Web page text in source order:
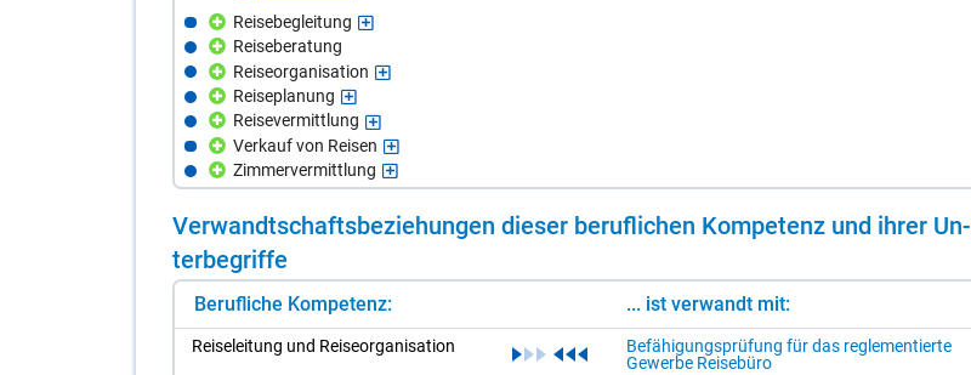
Reisebegleitung
Reiseberatung
Reiseorganisation
Reiseplanung
Reisevermittlung
Verkauf von Reisen
Zimmervermittlung
Ver­wandt­schafts­be­zie­hun­gen die­ser be­ruf­li­chen Kom­pe­tenz und ih­rer Un­
ter­be­grif­fe
Berufliche Kompetenz: ... ist verwandt mit:
Rei­se­lei­tung und Rei­se­or­ga­ni­sa­ti­on
Befähigungsprüfung für das reglementierte
Gewerbe Reisebüro